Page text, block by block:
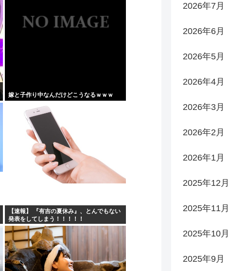
嫁と子作り中なんだけどこうなるｗｗｗ
【速報】 『有吉の夏休み』、とんでもない
発表をしてしまう！！！！！
2026年7月
2026年6月
2026年5月
2026年4月
2026年3月
2026年2月
2026年1月
2025年12月
2025年11月
2025年10月
2025年9月